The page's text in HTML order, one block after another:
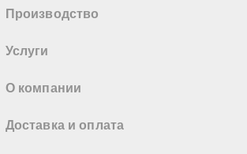
Производство
Услуги
О компании
Доставка и оплата